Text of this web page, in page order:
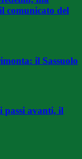
comunicato del
il Sassuolo
passi avanti, il